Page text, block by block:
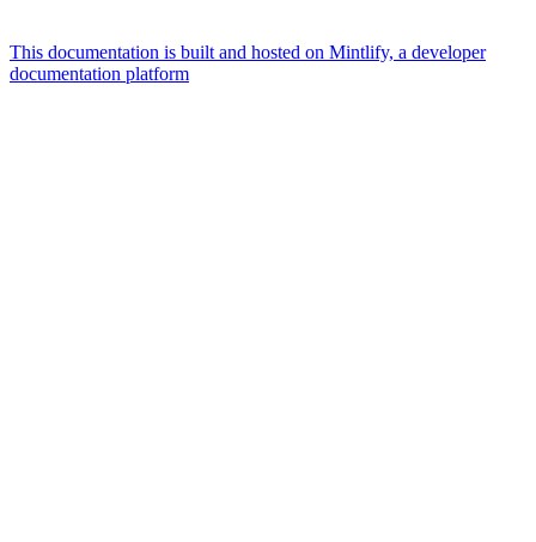
This documentation is built and hosted on Mintlify, a developer
documentation platform